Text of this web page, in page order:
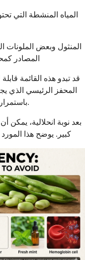
المياه المنشطة التي
المنثول وبعض الملونات
المصادر
قد تبدو هذه القائمة
المحفز الرئيسي الذي
باستمرار، فإنك تقلل من أكبر مخاطر نظامك الغذائي.
بعد نوبة انحلالية،
كبير. يوضح هذا